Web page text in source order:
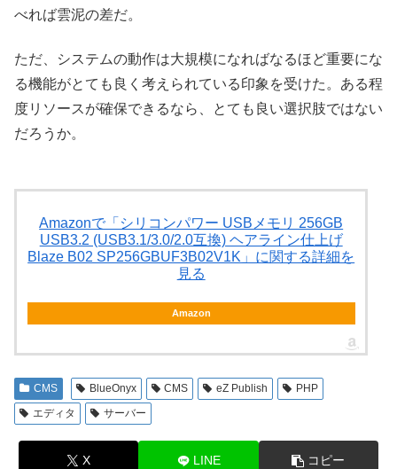
べれば雲泥の差だ。
ただ、システムの動作は大規模になればなるほど重要にな
る機能がとても良く考えられている印象を受けた。ある程
度リソースが確保できるなら、とても良い選択肢ではない
だろうか。
Amazonで「シリコンパワー USBメモリ 256GB
USB3.2 (USB3.1/3.0/2.0互換) ヘアライン仕上げ
Blaze B02 SP256GBUF3B02V1K」に関する詳細を
見る
Amazon
CMS BlueOnyx CMS eZ Publish
PHP
エディタ
サーバー
X LINE コピー